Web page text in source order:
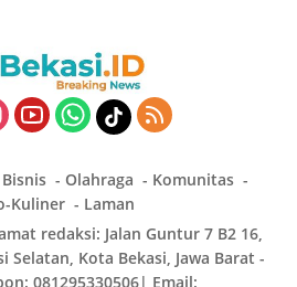
Olahraga
Komunitas
Kuliner
Laman
redaksi: Jalan Guntur 7 B2 16,
Selatan, Kota Bekasi, Jawa Barat -
081295330506| Email: